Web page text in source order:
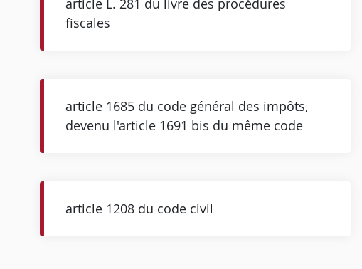
article L. 281 du livre des procédures
fiscales
article 1685 du code général des impôts,
devenu l'article 1691 bis du même code
article 1208 du code civil